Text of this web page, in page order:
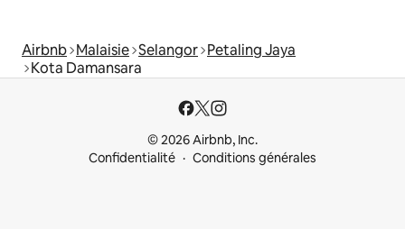
Airbnb Malaisie Selangor Petaling Jaya
Kota Damansara
© 2026 Airbnb, Inc.
Confidentialité
Conditions générales